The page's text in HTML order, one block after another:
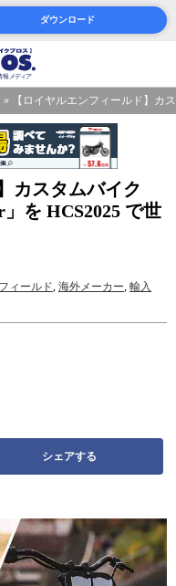
ダウンロード
【ロイヤルエンフィールド】カ
カスタムバイク
を HCS2025 で世
ィールド, 海外メーカー, 輸入
シェアする